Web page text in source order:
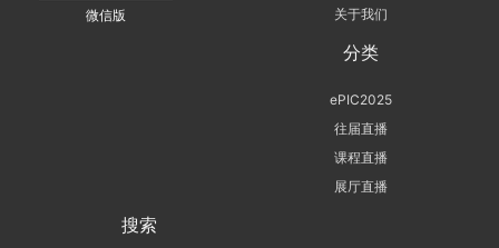
微信版
关于我们
分类
ePIC2025
往届直播
课程直播
展厅直播
搜索